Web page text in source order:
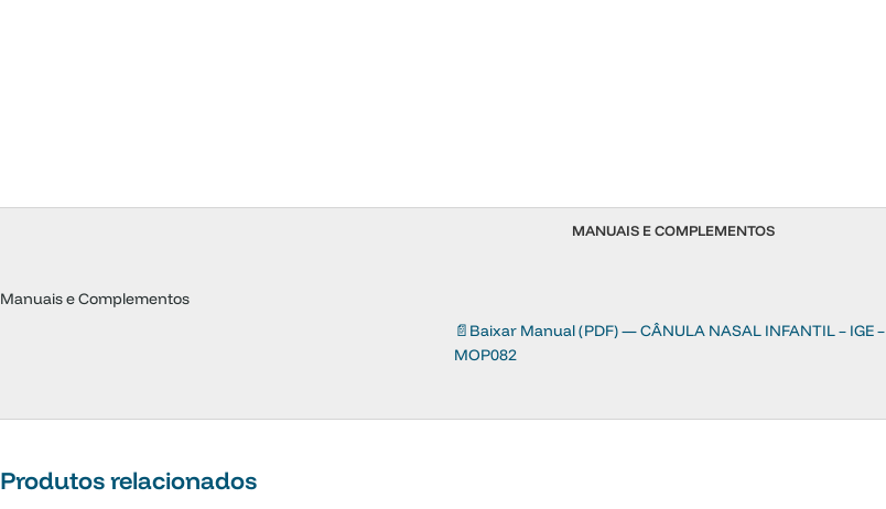
MANUAIS E COMPLEMENTOS
Manuais e Complementos
📄 Baixar Manual (PDF) — CÂNULA NASAL INFANTIL – IGE –
MOP082
Produtos relacionados